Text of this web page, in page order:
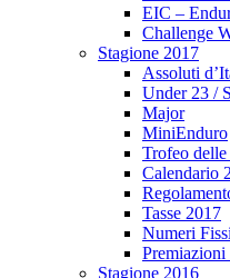
EIC –
Challenge
Stagione 2017
Assoluti
Under 23 /
Major
MiniEnduro
Trofeo
Calendario
Tasse 2017
Numeri
Premiazioni
Stagione 2016